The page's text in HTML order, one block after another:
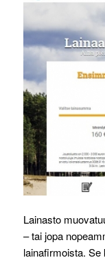
Lainasto
– tai jopa
lainafirmoista. Se